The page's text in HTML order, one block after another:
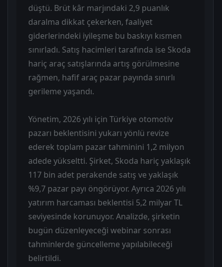
düştü. Brüt kâr marjındaki 2,9 puanlık
daralma dikkat çekerken, faaliyet
giderlerindeki iyileşme bu baskıyı kısmen
sınırladı. Satış hacimleri tarafında ise Skoda
hariç araç satışlarında artış görülmesine
rağmen, hafif araç pazar payında sınırlı
gerileme yaşandı.
Yönetim, 2026 yılı için Türkiye otomotiv
pazarı beklentisini yukarı yönlü revize
ederek toplam pazar tahminini 1,2 milyon
adede yükseltti. Şirket, Skoda hariç yaklaşık
117 bin adet perakende satış ve yaklaşık
%9,7 pazar payı öngörüyor. Ayrıca 2026 yılı
yatırım harcaması beklentisi 5,2 milyar TL
seviyesinde korunuyor. Analizde, şirketin
bugün düzenleyeceği webinar sonrası
tahminlerde güncelleme yapılabileceği
belirtildi.